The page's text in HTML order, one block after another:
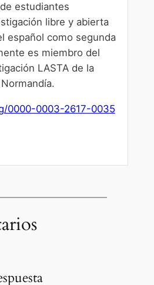
estudiantes
libre y abierta
español como segunda
es miembro del
LASTA de la
0000-0003-2617-0035